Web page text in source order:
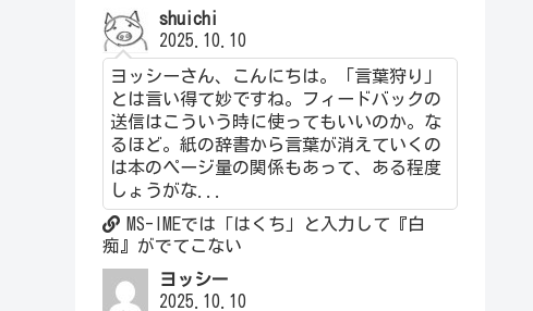
shuichi
2025.10.10
ヨッシーさん、こんにちは。「言葉狩り」
とは言い得て妙ですね。フィードバックの
送信はこういう時に使ってもいいのか。な
るほど。紙の辞書から言葉が消えていくの
は本のページ量の関係もあって、ある程度
しょうがな...
MS-IMEでは「はくち」と入力して『白
痴』がでてこない
ヨッシー
2025.10.10